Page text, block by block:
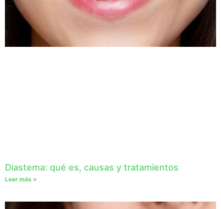
Diastema: qué es, causas y tratamientos
Leer más »